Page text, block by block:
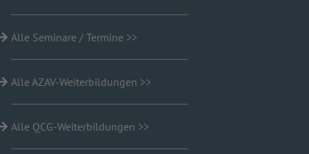
Alle Seminare / Termine >>
Alle AZAV-Weiterbildungen >>
Alle QCG-Weiterbildungen >>